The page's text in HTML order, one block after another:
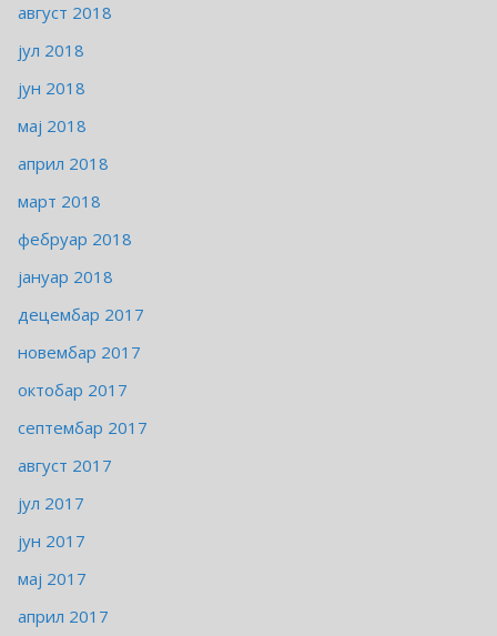
август 2018
јул 2018
јун 2018
мај 2018
април 2018
март 2018
фебруар 2018
јануар 2018
децембар 2017
новембар 2017
октобар 2017
септембар 2017
август 2017
јул 2017
јун 2017
мај 2017
април 2017